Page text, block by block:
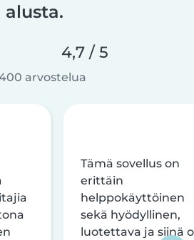
alusta.
4,7 / 5
arvostelua
Tämä sovellus on
erittäin
helppokäyttöinen
sekä hyödyllinen,
luotettava ja siinä